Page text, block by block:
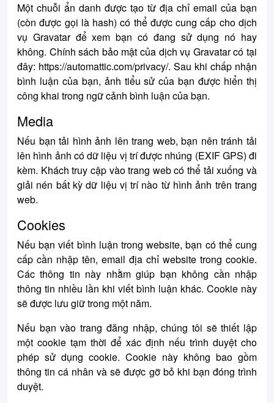
Một chuỗi ẩn danh được tạo từ địa chỉ email của bạn
(còn được gọi là hash) có thể được cung cấp cho dịch
vụ Gravatar để xem bạn có đang sử dụng nó hay
không. Chính sách bảo mật của dịch vụ Gravatar có tại
đây: https://automattic.com/privacy/. Sau khi chấp nhận
bình luận của bạn, ảnh tiểu sử của bạn được hiển thị
công khai trong ngữ cảnh bình luận của bạn.
Media
Nếu bạn tải hình ảnh lên trang web, bạn nên tránh tải
lên hình ảnh có dữ liệu vị trí được nhúng (EXIF GPS) đi
kèm. Khách truy cập vào trang web có thể tải xuống và
giải nén bất kỳ dữ liệu vị trí nào từ hình ảnh trên trang
web.
Cookies
Nếu bạn viết bình luận trong website, bạn có thể cung
cấp cần nhập tên, email địa chỉ website trong cookie.
Các thông tin này nhằm giúp bạn không cần nhập
thông tin nhiều lần khi viết bình luận khác. Cookie này
sẽ được lưu giữ trong một năm.
Nếu bạn vào trang đăng nhập, chúng tôi sẽ thiết lập
một cookie tạm thời để xác định nếu trình duyệt cho
phép sử dụng cookie. Cookie này không bao gồm
thông tin cá nhân và sẽ được gỡ bỏ khi bạn đóng trình
duyệt.